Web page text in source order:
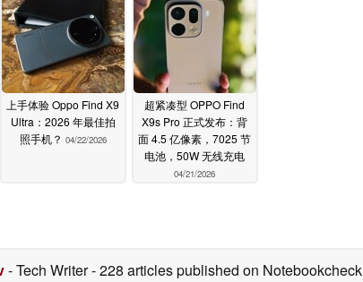
上手体验 Oppo Find X9
Ultra：2026 年最佳拍
照手机？ 04/22/2026
超紧凑型 OPPO Find
X9s Pro 正式发布：背
面 4.5 亿像素，7025 节
电池，50W 无线充电
04/21/2026
- Tech Writer- 228 articles published on Notebookcheck